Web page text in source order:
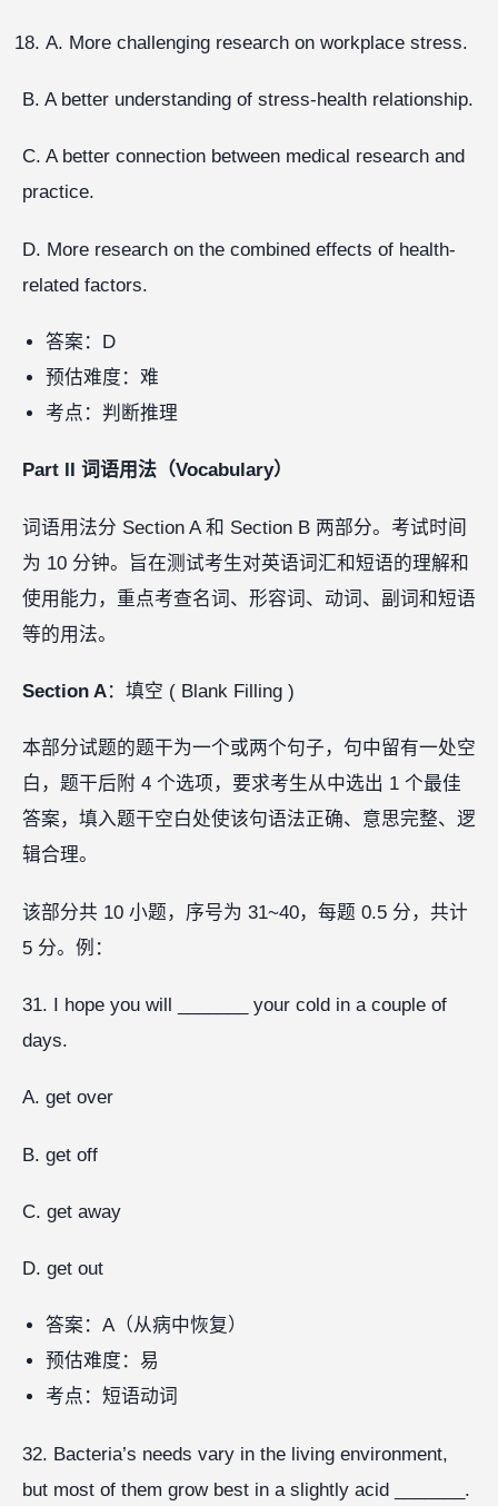
A. More challenging research on workplace stress.
B. A better understanding of stress-health relationship.
C. A better connection between medical research and
practice.
D. More research on the combined effects of health-
related factors.
答案：D
预估难度：难
考点：判断推理
Part II 词语用法（Vocabulary）
词语用法分 Section A 和 Section B 两部分。考试时间
为 10 分钟。旨在测试考生对英语词汇和短语的理解和
使用能力，重点考查名词、形容词、动词、副词和短语
等的用法。
Section A：填空 ( Blank Filling )
本部分试题的题干为一个或两个句子，句中留有一处空
白，题干后附 4 个选项，要求考生从中选出 1 个最佳
答案，填入题干空白处使该句语法正确、意思完整、逻
辑合理。
该部分共 10 小题，序号为 31~40，每题 0.5 分，共计
5 分。例：
31. I hope you will _______ your cold in a couple of
days.
A. get over
B. get off
C. get away
D. get out
答案：A（从病中恢复）
预估难度：易
考点：短语动词
32. Bacteria’s needs vary in the living environment,
but most of them grow best in a slightly acid _______.